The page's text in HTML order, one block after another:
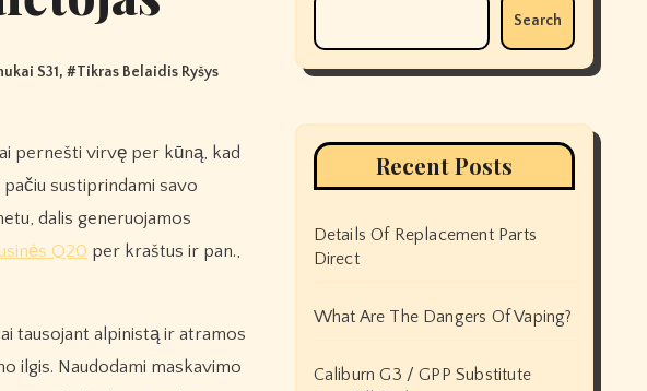
S31, #Tikras Belaidis Ryšys
sustiprindami savo
dalis generuojamos
Q20 per kraštus ir pan.,
tausojant alpinistą ir atramos
ilgis. Naudodami maskavimo
Search
Recent Posts
Details Of Replacement Parts
Direct
What Are The Dangers Of Vaping?
Caliburn G3 / GPP Substitute